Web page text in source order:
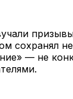
сохранял
— не